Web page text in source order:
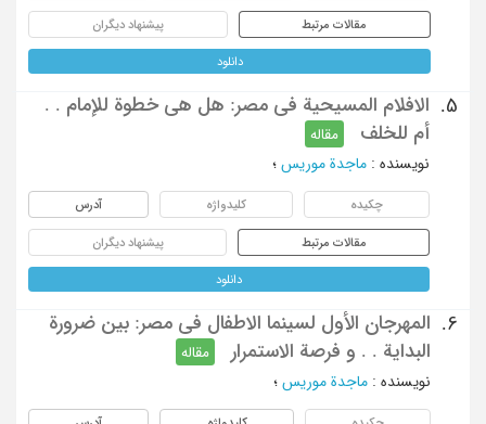
مقالات مرتبط پیشنهاد دیگران
دانلود
5.
الافلام المسیحیة فی مصر: هل هی خطوة للإمام . .
أم للخلف
مقاله
نویسنده : ماجدة موریس ؛
چکیده کلیدواژه آدرس
مقالات مرتبط پیشنهاد دیگران
دانلود
6.
المهرجان الأول لسینما الاطفال فی مصر: بین ضرورة
البدایة . . و فرصة الاستمرار
مقاله
نویسنده : ماجدة موریس ؛